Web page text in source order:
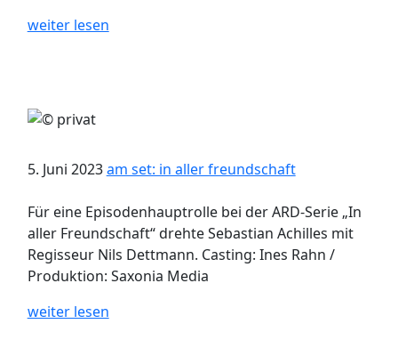
weiter lesen
5. Juni 2023am set: in aller freundschaft
Für eine Episodenhauptrolle bei der ARD-Serie „In
aller Freundschaft“ drehte Sebastian Achilles mit
Regisseur Nils Dettmann. Casting: Ines Rahn /
Produktion: Saxonia Media
weiter lesen